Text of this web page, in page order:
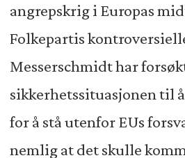
angrepskrig i Europas
Folkepartis
Messerschmidt har
sikkerhetssituasjonen til
for å stå utenfor EUs
nemlig at det skulle